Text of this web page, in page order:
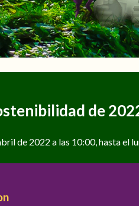
de
de 2022 a las 10:00, hasta el